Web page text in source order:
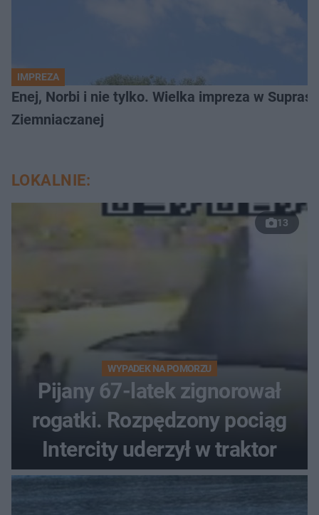
IMPREZA
Enej, Norbi i nie tylko. Wielka impreza w
Ziemniaczanej
LOKALNIE:
13
WYPADEK NA POMORZU
Pijany 67-latek zignorował
rogatki. Rozpędzony pociąg
Intercity uderzył w traktor